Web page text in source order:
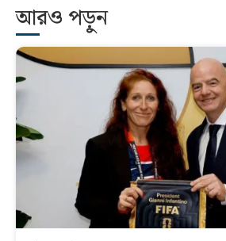
আরও পড়ুন